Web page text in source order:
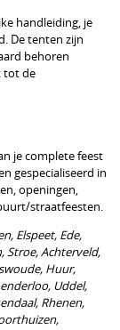
handleiding, je
De tenten zijn
behoren
tot de
je complete feest
gespecialiseerd in
openingen,
straatfeesten.
Elspeet, Ede,
Stroe, Achterveld,
Huur,
Uddel,
Rhenen,